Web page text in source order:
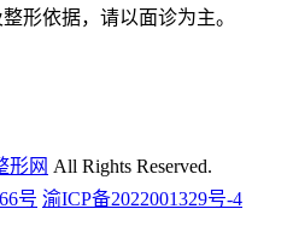
形依据，请以面诊为主。
形网 All Rights Reserved.
号 渝ICP备2022001329号-4